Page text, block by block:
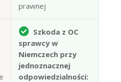
prawnej
Szkoda z OC
sprawcy w
Niemczech przy
jednoznacznej
odpowiedzialności: